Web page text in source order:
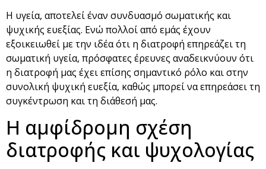
Η υγεία, αποτελεί έναν συνδυασμό σωματικής και
ψυχικής ευεξίας. Ενώ πολλοί από εμάς έχουν
εξοικειωθεί με την ιδέα ότι η διατροφή επηρεάζει τη
σωματική υγεία, πρόσφατες έρευνες αναδεικνύουν ότι
η διατροφή μας έχει επίσης σημαντικό ρόλο και στην
συνολική ψυχική ευεξία, καθώς μπορεί να επηρεάσει τη
συγκέντρωση και τη διάθεσή μας.
Η αμφίδρομη σχέση
διατροφής και ψυχολογίας